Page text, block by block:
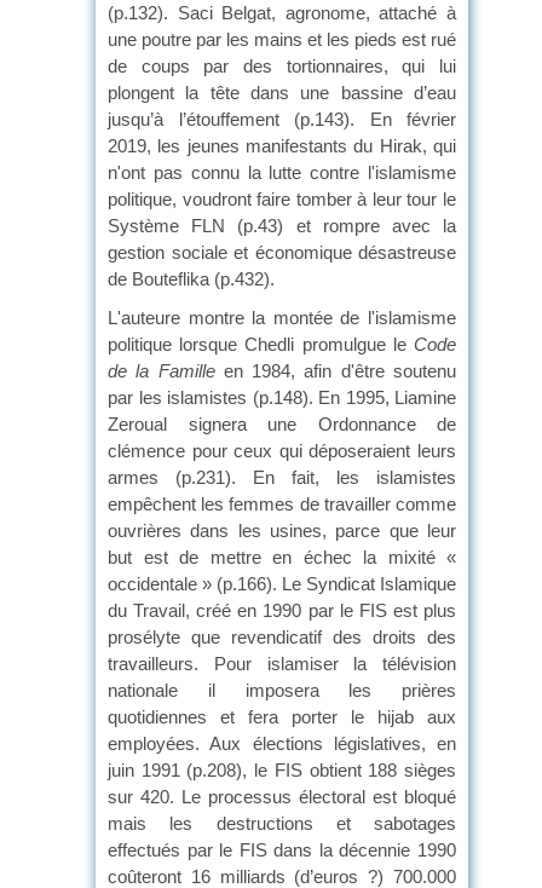
(p.132). Saci Belgat, agronome, attaché à
une poutre par les mains et les pieds est rué
de coups par des tortionnaires, qui lui
plongent la tête dans une bassine d’eau
jusqu’à l’étouffement (p.143). En février
2019, les jeunes manifestants du Hirak, qui
n'ont pas connu la lutte contre l'islamisme
politique, voudront faire tomber à leur tour le
Système FLN (p.43) et rompre avec la
gestion sociale et économique désastreuse
de Bouteflika (p.432).
L'auteure montre la montée de l'islamisme
politique lorsque Chedli promulgue le Code
de la Famille en 1984, afin d'être soutenu
par les islamistes (p.148). En 1995, Liamine
Zeroual signera une Ordonnance de
clémence pour ceux qui déposeraient leurs
armes (p.231). En fait, les islamistes
empêchent les femmes de travailler comme
ouvrières dans les usines, parce que leur
but est de mettre en échec la mixité «
occidentale » (p.166). Le Syndicat Islamique
du Travail, créé en 1990 par le FIS est plus
prosélyte que revendicatif des droits des
travailleurs. Pour islamiser la télévision
nationale il imposera les prières
quotidiennes et fera porter le hijab aux
employées. Aux élections législatives, en
juin 1991 (p.208), le FIS obtient 188 sièges
sur 420. Le processus électoral est bloqué
mais les destructions et sabotages
effectués par le FIS dans la décennie 1990
coûteront 16 milliards (d’euros ?) 700.000